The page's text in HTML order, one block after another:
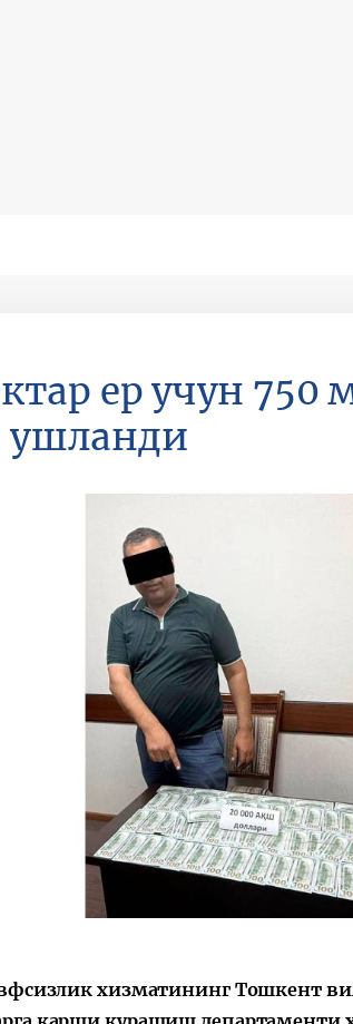
ер учун 750
ушланди
хизматининг Тошкент